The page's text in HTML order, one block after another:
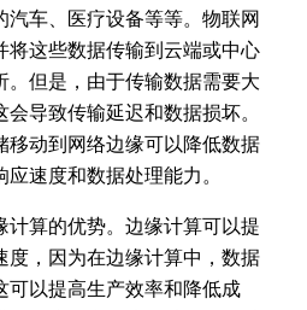
汽车、医疗设备等等。物联网
将这些数据传输到云端或中心
。但是，由于传输数据需要大
导致传输延迟和数据损坏。
移动到网络边缘可以降低数据
速度和数据处理能力。
计算的优势。边缘计算可以提
度，因为在边缘计算中，数据
可以提高生产效率和降低成